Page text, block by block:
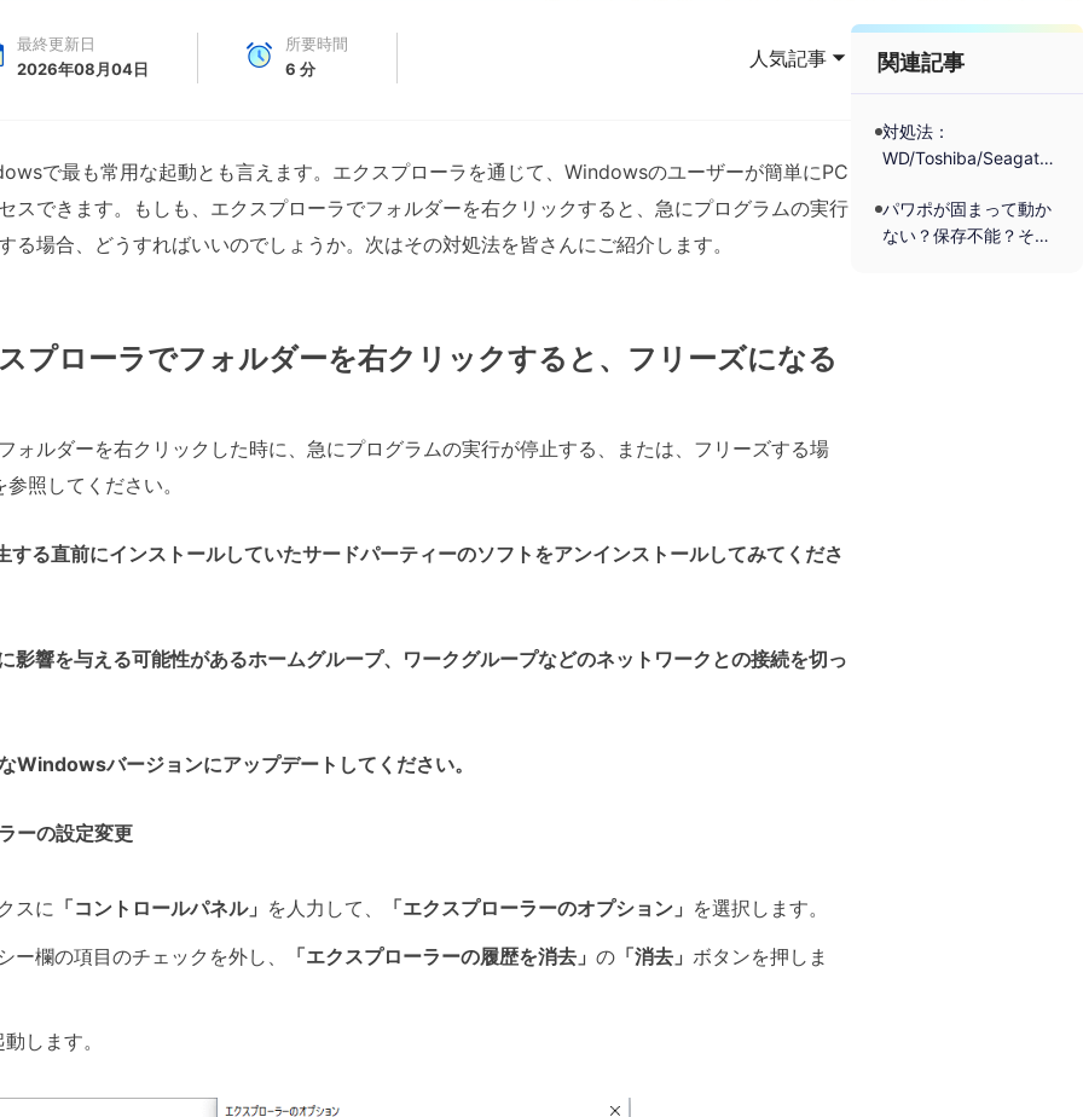
最終更新日
2026年08月04日
所要時間
6 分 人気記事
で最も常用な起動とも言えます。エクスプローラを通じて、Windowsのユーザーが簡単にPC
スできます。もしも、エクスプローラでフォルダーを右クリックすると、急にプログラムの実行
る場合、どうすればいいのでしょうか。次はその対処法を皆さんにご紹介します。
プローラでフォルダーを右クリックすると、フリーズになる
ォルダーを右クリックした時に、急にプログラムの実行が停止する、または、フリーズする場
照してください。
する直前にインストールしていたサードパーティーのソフトをアンインストールしてみてくださ
影響を与える可能性があるホームグループ、ワークグループなどのネットワークとの接続を切っ
Windowsバージョンにアップデートしてください。
ーの設定変更
スに 「コントロールパネル」 を人力して、 「エクスプローラーのオプション」 を選択します。
ー欄の項目のチェックを外し、
「エクスプローラーの履歴を消去」 の 「消去」 ボタンを押しま
します。
関連記事
対処法：
WD/Toshiba/Seagate
答なし
パワポが固まって動か
ない？保存不能？その